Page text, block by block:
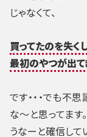
じゃなくて、
買ってたのを失く
最初のやつが出
です・・・でも不
な～と思ってます
うなーと確信して